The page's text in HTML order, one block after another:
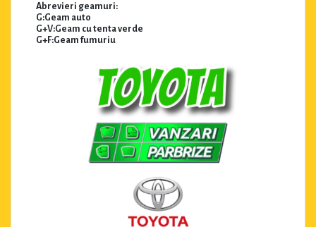
Abrevieri geamuri:
G:Geam auto
G+V:Geam cu tenta verde
G+F:Geam fumuriu